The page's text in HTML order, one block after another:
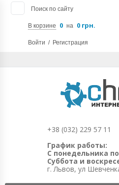
Поиск по сайту
В корзине 0 на 0 грн.
Войти / Регистрация
+38 (032) 229 57 11
График работы:
С понедельника
Суббота и
г. Львов, ул